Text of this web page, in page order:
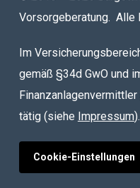
Vorsorgeberatung. Alle
Im
gemäß §34d GwO und
tätig (siehe Impressum).
Cookie-Einstellungen